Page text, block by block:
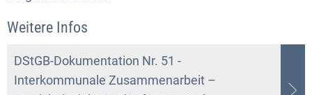
Weitere Infos
DStGB-Dokumentation Nr. 51 -
Interkommunale Zusammenarbeit –